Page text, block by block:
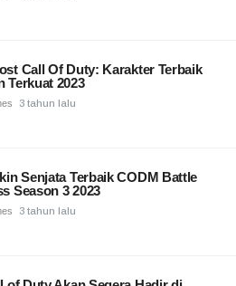
Call Of Duty: Karakter Terbaik
Terkuat 2023
3 tahun lalu
Senjata Terbaik CODM Battle
Season 3 2023
3 tahun lalu